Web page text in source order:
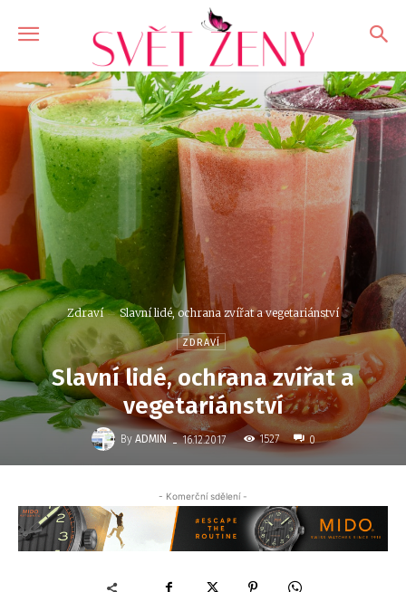
Zdraví Slavní lidé, ochrana zvířat a vegetariánství
ZDRAVÍ
Slavní lidé, ochrana zvířat a
vegetariánství
By ADMIN - 16.12.2017 1527 0
- Komerční sdělení -